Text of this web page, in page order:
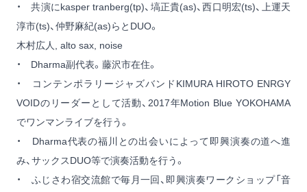
・ 共演にkasper tranberg(tp)、塙正貴(as)、西口明宏(ts)、上運天
淳市(ts)、仲野麻紀(as)らとDUO。
木村広人, alto sax, noise
・ Dharma副代表。藤沢市在住。
・ コンテンポラリージャズバンドKIMURA HIROTO ENRGY
VOIDのリーダーとして活動、2017年Motion Blue YOKOHAMA
でワンマンライブを行う。
・ Dharma代表の福川との出会いによって即興演奏の道へ進
み、サックスDUO等で演奏活動を行う。
・ ふじさわ宿交流館で毎月一回、即興演奏ワークショップ「音